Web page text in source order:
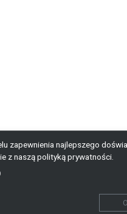
zapewnienia najlepszego
z naszą polityką prywatności.